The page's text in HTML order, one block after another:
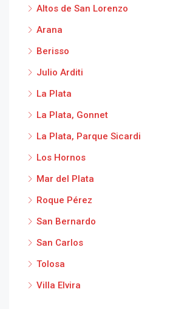
Altos de San Lorenzo
Arana
Berisso
Julio Arditi
La Plata
La Plata, Gonnet
La Plata, Parque Sicardi
Los Hornos
Mar del Plata
Roque Pérez
San Bernardo
San Carlos
Tolosa
Villa Elvira